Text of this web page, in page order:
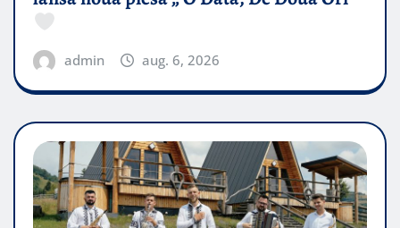
admin aug. 6, 2026